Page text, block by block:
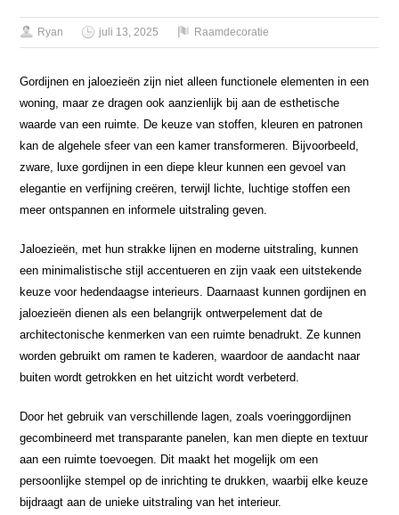
Ryan juli 13, 2025 Raamdecoratie
Gordijnen en jaloezieën zijn niet alleen functionele elementen in een
woning, maar ze dragen ook aanzienlijk bij aan de esthetische
waarde van een ruimte. De keuze van stoffen, kleuren en patronen
kan de algehele sfeer van een kamer transformeren. Bijvoorbeeld,
zware, luxe gordijnen in een diepe kleur kunnen een gevoel van
elegantie en verfijning creëren, terwijl lichte, luchtige stoffen een
meer ontspannen en informele uitstraling geven.
Jaloezieën, met hun strakke lijnen en moderne uitstraling, kunnen
een minimalistische stijl accentueren en zijn vaak een uitstekende
keuze voor hedendaagse interieurs. Daarnaast kunnen gordijnen en
jaloezieën dienen als een belangrijk ontwerpelement dat de
architectonische kenmerken van een ruimte benadrukt. Ze kunnen
worden gebruikt om ramen te kaderen, waardoor de aandacht naar
buiten wordt getrokken en het uitzicht wordt verbeterd.
Door het gebruik van verschillende lagen, zoals voeringgordijnen
gecombineerd met transparante panelen, kan men diepte en textuur
aan een ruimte toevoegen. Dit maakt het mogelijk om een
persoonlijke stempel op de inrichting te drukken, waarbij elke keuze
bijdraagt aan de unieke uitstraling van het interieur.